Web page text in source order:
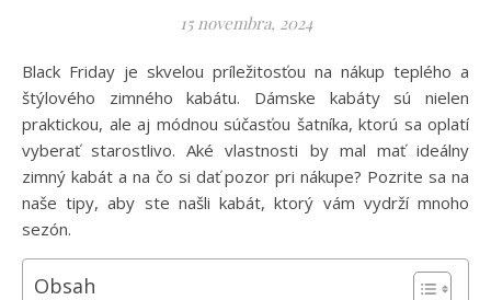
15 novembra, 2024
Black Friday je skvelou príležitosťou na nákup teplého a
štýlového zimného kabátu. Dámske kabáty sú nielen
praktickou, ale aj módnou súčasťou šatníka, ktorú sa oplatí
vyberať starostlivo. Aké vlastnosti by mal mať ideálny
zimný kabát a na čo si dať pozor pri nákupe? Pozrite sa na
naše tipy, aby ste našli kabát, ktorý vám vydrží mnoho
sezón.
Obsah